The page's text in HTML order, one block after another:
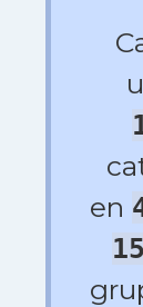
en